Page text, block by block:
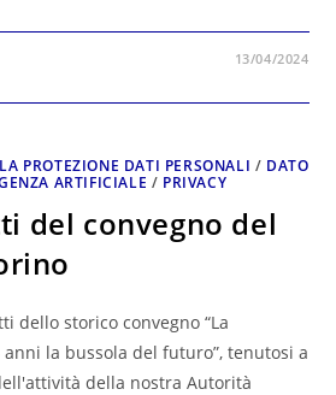
13/04/2024
PROTEZIONE DATI PERSONALI / DATO
ARTIFICIALE / PRIVACY
del convegno del
dello storico convegno “La
la bussola del futuro”, tenutosi a
della nostra Autorità